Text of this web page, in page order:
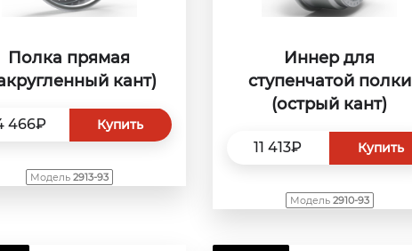
Полка прямая
кант)
466₽ Купить
Модель 2913-93
Иннер для
ступенчатой полки
(острый кант)
11 413₽ Купить
Модель 2910-93